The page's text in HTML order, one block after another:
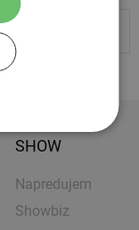
SHOW
Napredujem
Showbiz